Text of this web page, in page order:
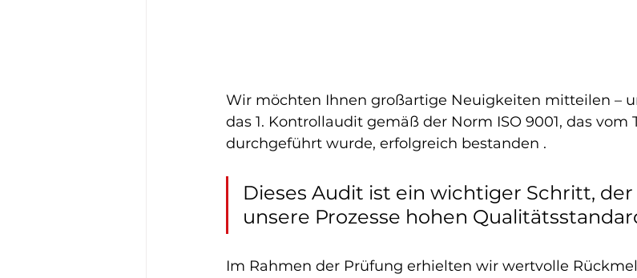
Wir möchten Ihnen großartige Neuigkeiten mitteilen –
das 1. Kontrollaudit gemäß der Norm ISO 9001, das vom
durchgeführt wurde, erfolgreich bestanden .
Dieses Audit ist ein wichtiger Schritt,
unsere Prozesse hohen
Im Rahmen der Prüfung erhielten wir wertvolle